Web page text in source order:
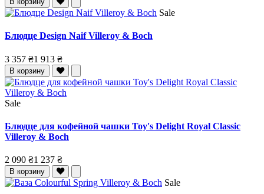
Sale
Блюдце Design Naif Villeroy & Boch
3 357 ₴1 913 ₴
В корзину
Sale
Блюдце для кофейной чашки Toy's Delight Royal Classic
Villeroy & Boch
2 090 ₴1 237 ₴
В корзину
Sale